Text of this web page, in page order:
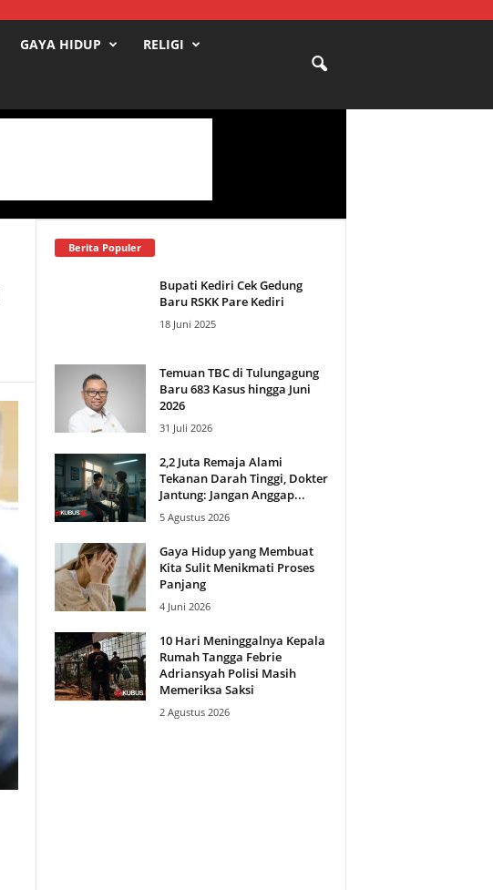
GAYA HIDUP RELIGI
Berita Populer
Bupati Kediri Cek Gedung
Baru RSKK Pare Kediri
18 Juni 2025
Temuan TBC di Tulungagung
Baru 683 Kasus hingga Juni
2026
31 Juli 2026
2,2 Juta Remaja Alami
Tekanan Darah Tinggi, Dokter
Jantung: Jangan Anggap...
5 Agustus 2026
Gaya Hidup yang Membuat
Kita Sulit Menikmati Proses
Panjang
4 Juni 2026
10 Hari Meninggalnya Kepala
Rumah Tangga Febrie
Adriansyah Polisi Masih
Memeriksa Saksi
2 Agustus 2026